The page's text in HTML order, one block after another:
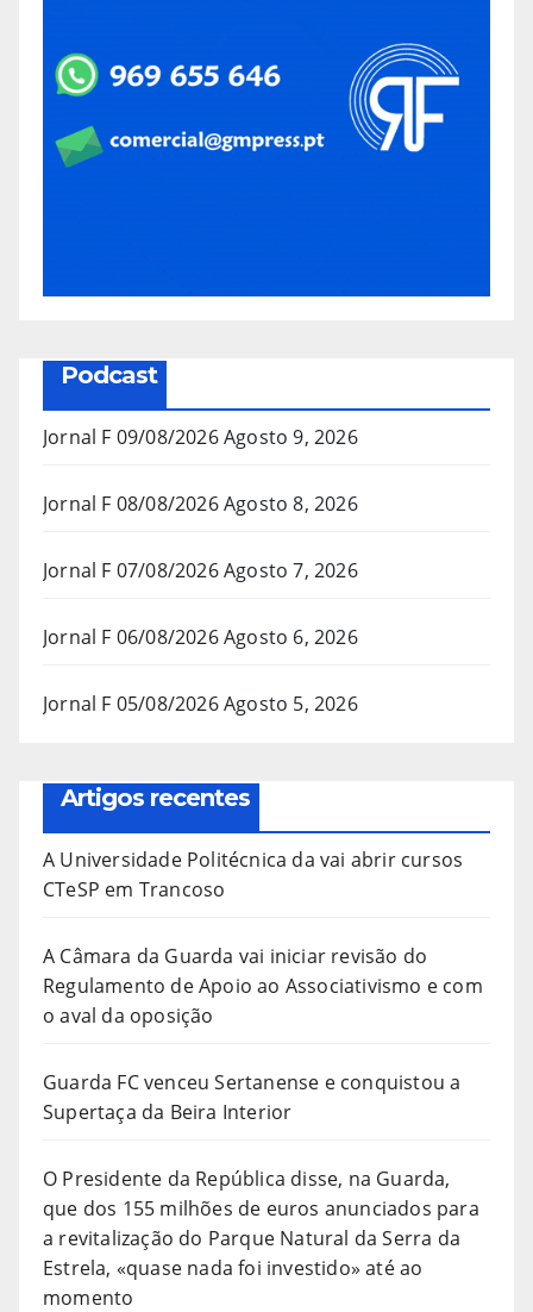
Podcast
Jornal F 09/08/2026Agosto 9, 2026
Jornal F 08/08/2026Agosto 8, 2026
Jornal F 07/08/2026Agosto 7, 2026
Jornal F 06/08/2026Agosto 6, 2026
Jornal F 05/08/2026Agosto 5, 2026
Artigos recentes
A Universidade Politécnica da vai abrir cursos
CTeSP em Trancoso
A Câmara da Guarda vai iniciar revisão do
Regulamento de Apoio ao Associativismo e com
o aval da oposição
Guarda FC venceu Sertanense e conquistou a
Supertaça da Beira Interior
O Presidente da República disse, na Guarda,
que dos 155 milhões de euros anunciados para
a revitalização do Parque Natural da Serra da
Estrela, «quase nada foi investido» até ao
momento